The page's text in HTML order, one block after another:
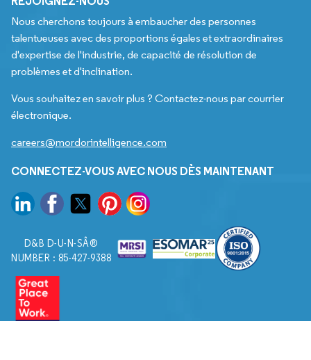
Nous cherchons toujours à embaucher des personnes
talentueuses avec des proportions égales et extraordinaires
d'expertise de l'industrie, de capacité de résolution de
problèmes et d'inclination.
Vous souhaitez en savoir plus ? Contactez-nous par courrier
électronique.
careers@mordorintelligence.com
CONNECTEZ-VOUS AVEC NOUS DÈS MAINTENANT
D&B D-U-N-SÂ®
NUMBER : 85-427-9388